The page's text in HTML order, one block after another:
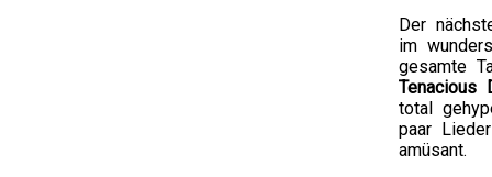
Der
im
gesamte
Tenacious
total
paar
amüsant.